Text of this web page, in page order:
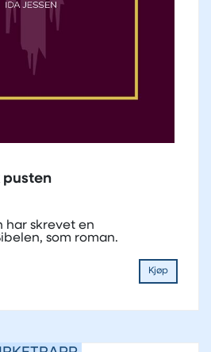
pusten
har skrevet en
som roman.
Kjøp